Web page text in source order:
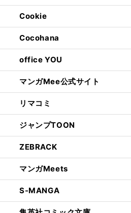
Cookie
Cocohana
office YOU
マンガMee公式サイト
リマコミ
ジャンプTOON
ZEBRACK
マンガMeets
S-MANGA